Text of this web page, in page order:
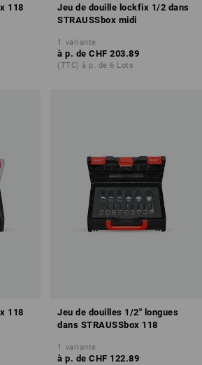
118
Jeu de douille lockfix 1/2 dans
STRAUSSbox midi
1 variante
à p. de CHF 203.89
(TTC) à p. de 6 Lots
118
Jeu de douilles 1/2" longues
dans STRAUSSbox 118
1 variante
à p. de CHF 122.89